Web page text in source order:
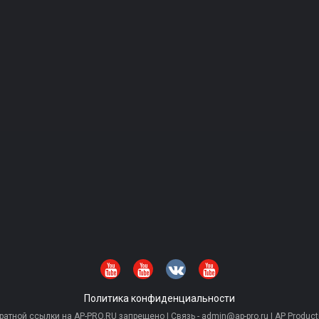
Политика конфиденциальности
ссылки на AP-PRO.RU запрещено | Связь - admin@ap-pro.ru | AP